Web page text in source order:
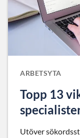
ARBETSYTA
Topp 13
Utöver